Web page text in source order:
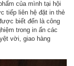
của mình tại hội
tiếp liên hệ đặt in thẻ
biết đến là công
trong in ấn các
vời, giao hàng